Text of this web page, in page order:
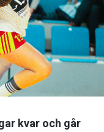
kvar och går